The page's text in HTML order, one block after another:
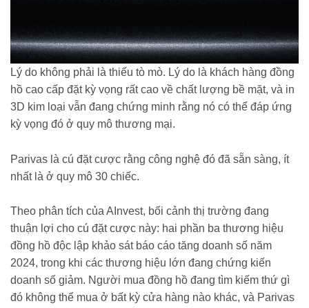
Lý do không phải là thiếu tò mò. Lý do là khách hàng đồng
hồ cao cấp đặt kỳ vọng rất cao về chất lượng bề mặt, và in
3D kim loại vẫn đang chứng minh rằng nó có thể đáp ứng
kỳ vọng đó ở quy mô thương mại.
Parivas là cú đặt cược rằng công nghệ đó đã sẵn sàng, ít
nhất là ở quy mô 30 chiếc.
Theo phân tích của AInvest, bối cảnh thị trường đang
thuận lợi cho cú đặt cược này: hai phần ba thương hiệu
đồng hồ độc lập khảo sát báo cáo tăng doanh số năm
2024, trong khi các thương hiệu lớn đang chứng kiến
doanh số giảm. Người mua đồng hồ đang tìm kiếm thứ gì
đó không thể mua ở bất kỳ cửa hàng nào khác, và Parivas